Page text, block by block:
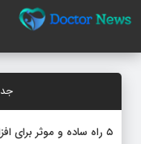
۵ راه ساده و موثر